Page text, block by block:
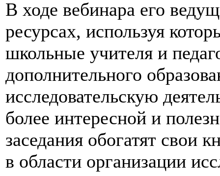
В ходе вебинара его
ресурсах, используя
школьные учителя и
дополнительного
исследовательскую
более интересной и
заседания обогатят свои
в области организации